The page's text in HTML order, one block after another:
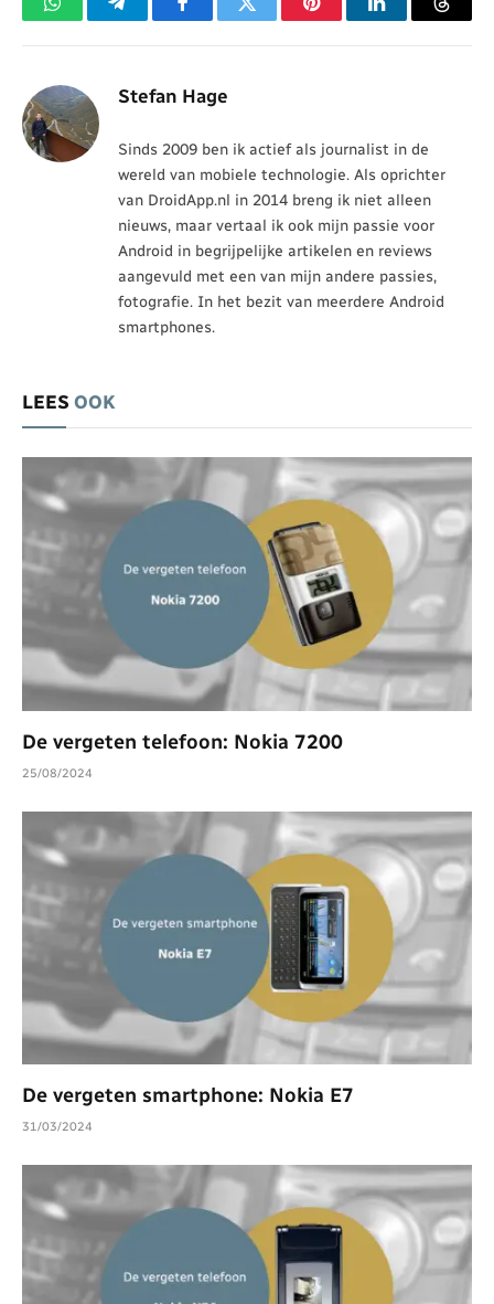
WhatsAppTelegramFacebookTwitter PinterestLinkedIn
Stefan Hage
Sinds 2009 ben ik actief als journalist in de
wereld van mobiele technologie. Als oprichter
van DroidApp.nl in 2014 breng ik niet alleen
nieuws, maar vertaal ik ook mijn passie voor
Android in begrijpelijke artikelen en reviews
aangevuld met een van mijn andere passies,
fotografie. In het bezit van meerdere Android
smartphones.
LEES OOK
De vergeten telefoon: Nokia 7200
25/08/2024
De vergeten smartphone: Nokia E7
31/03/2024